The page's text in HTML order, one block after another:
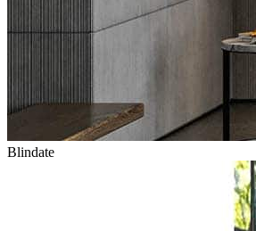
Blindate